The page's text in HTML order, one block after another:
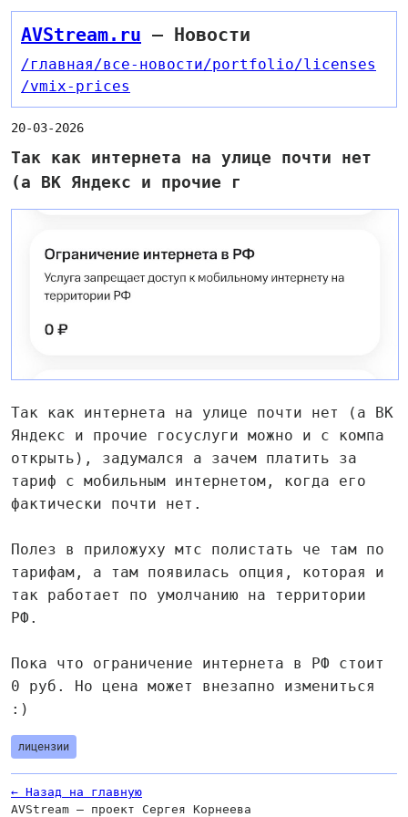
AVStream.ru — Новости
/главная/все-новости/portfolio/licenses
/vmix-prices
20-03-2026
Так как интернета на улице почти нет
(а ВК Яндекс и прочие г
Так как интернета на улице почти нет (а ВК
Яндекс и прочие госуслуги можно и с компа
открыть), задумался а зачем платить за
тариф с мобильным интернетом, когда его
фактически почти нет.
Полез в приложуху мтс полистать че там по
тарифам, а там появилась опция, которая и
так работает по умолчанию на территории
РФ.
Пока что ограничение интернета в РФ стоит
0 руб. Но цена может внезапно измениться
:)
лицензии
← Назад на главную
AVStream — проект Сергея Корнеева